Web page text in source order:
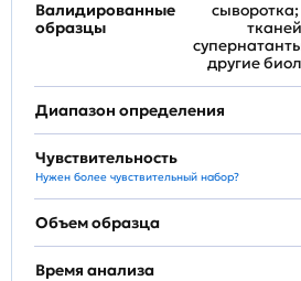
Валидированные
образцы
другие
Диапазон определения
Чувствительность
Нужен более чувствительный набор?
Объем образца
Время анализа